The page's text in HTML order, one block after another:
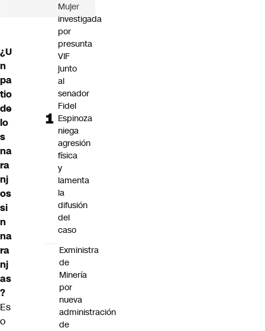
¿U
n
pa
tio
de
lo
s
na
ra
nj
os
si
n
na
ra
nj
as
?
Es
o
Mujer
investigada
por
presunta
VIF
junto
al
senador
Fidel
Espinoza
niega
agresión
física
y
lamenta
la
difusión
del
caso
Exministra
de
Minería
por
nueva
administración
de